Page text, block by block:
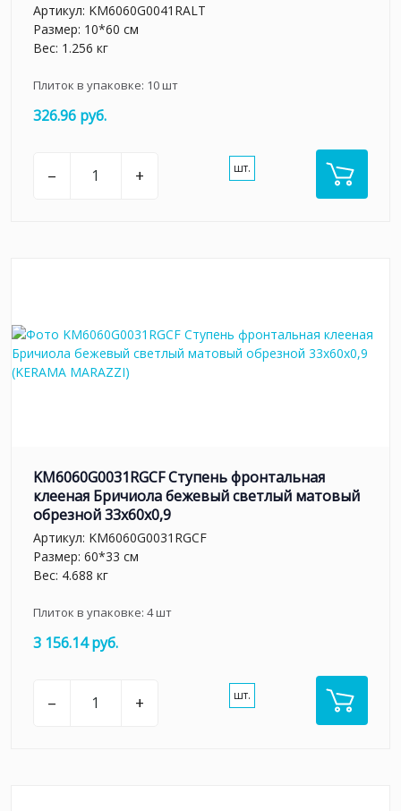
Артикул: KM6060G0041RALT
Размер: 10*60 см
Вес: 1.256 кг
Плиток в упаковке: 10шт
326.96 руб.
– + шт.
KM6060G0031RGCF Ступень фронтальная
клееная Бричиола бежевый светлый матовый
обрезной 33x60x0,9
Артикул: KM6060G0031RGCF
Размер: 60*33 см
Вес: 4.688 кг
Плиток в упаковке: 4шт
3 156.14 руб.
– + шт.